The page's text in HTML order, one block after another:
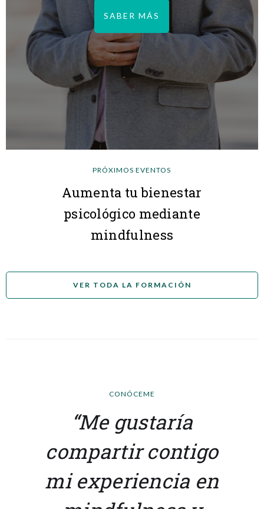
SABER MÁS
PRÓXIMOS EVENTOS
Aumenta tu bienestar
psicológico mediante
mindfulness
VER TODA LA FORMACIÓN
CONÓCEME
“Me gustaría
compartir contigo
mi experiencia en